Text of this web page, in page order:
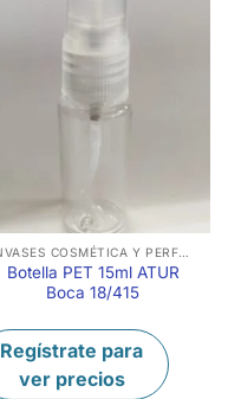
ENVASES COSMÉTICA Y PERFUMERÍA
Botella PET 15ml ATUR
Boca 18/415
Regístrate para
ver precios